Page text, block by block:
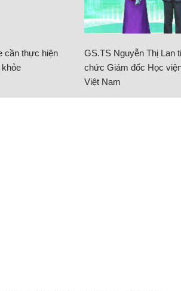
cần thực hiện
GS.TS Nguyễn Thị Lan
chức Giám đốc Học
Việt Nam